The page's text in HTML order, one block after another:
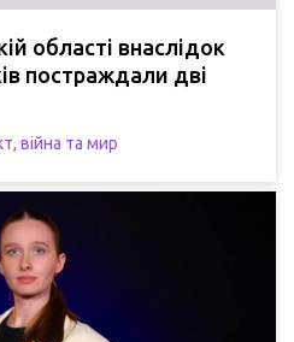
області внаслідок
постраждали дві
війна та мир